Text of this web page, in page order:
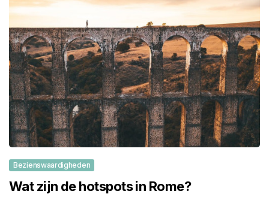
Bezienswaardigheden
Wat zijn de hotspots in Rome?